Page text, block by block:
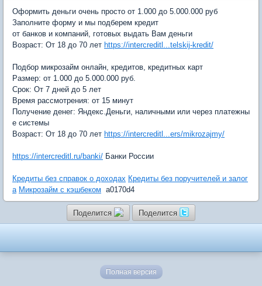
Оформить деньги очень просто от 1.000 до 5.000.000 руб
Заполните форму и мы подберем кредит
от банков и компаний, готовых выдать Вам деньги
Возраст: От 18 до 70 лет https://intercreditl...telskij-kredit/
Подбор микрозайм онлайн, кредитов, кредитных карт
Размер: от 1.000 до 5.000.000 руб.
Срок: От 7 дней до 5 лет
Время рассмотрения: от 15 минут
Получение денег: Яндекс.Деньги, наличными или через платежны
е системы
Возраст: От 18 до 70 лет https://intercreditl...ers/mikrozajmy/
https://intercreditl.ru/banki/ Банки России
Кредиты без справок о доходах Кредиты без поручителей и залог
а Микрозайм с кэшбеком a0170d4
Поделится Поделится
Полная версия